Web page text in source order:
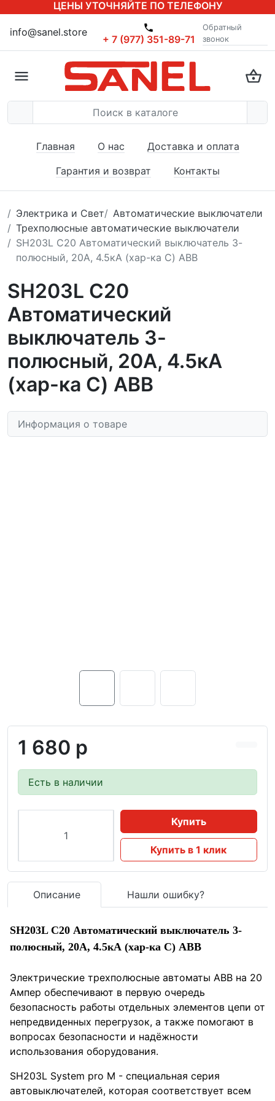
ЦЕНЫ УТОЧНЯЙТЕ ПО ТЕЛЕФОНУ
info@sanel.store
+ 7 (977) 351-89-71
Обратный
звонок
Главная О нас
Доставка и оплата
Гарантия и возврат
Контакты
Электрика и Свет
Автоматические выключатели
Трехполюсные автоматические выключатели
SH203L C20 Автоматический выключатель 3-
полюсный, 20А, 4.5кА (хар-ка C) ABB
SH203L C20
Автоматический
выключатель 3-
полюсный, 20А, 4.5кА
(хар-ка C) ABB
Информация о товаре
1 680 р
Есть в наличии
Купить
Купить в 1 клик
Описание Нашли ошибку?
SH203L C20 Автоматический выключатель 3-
полюсный, 20А, 4.5кА (хар-ка C) ABB
Электрические трехполюсные автоматы ABB на 20
Ампер обеспечивают в первую очередь
безопасность работы отдельных элементов цепи от
непредвиденных перегрузок, а также помогают в
вопросах безопасности и надёжности
использования оборудования.
SH203L System pro M - специальная серия
автовыключателей, которая соответствует всем